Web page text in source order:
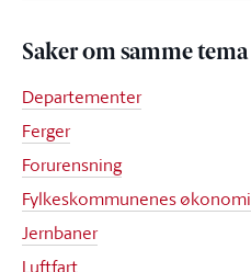
Saker om samme tema
Departementer
Ferger
Forurensning
Fylkeskommunenes økonomi
Jernbaner
Luftfart